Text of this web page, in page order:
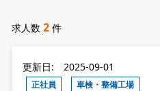
求人数2 件
更新日: 2025-09-01
正社員 車検・整備工場